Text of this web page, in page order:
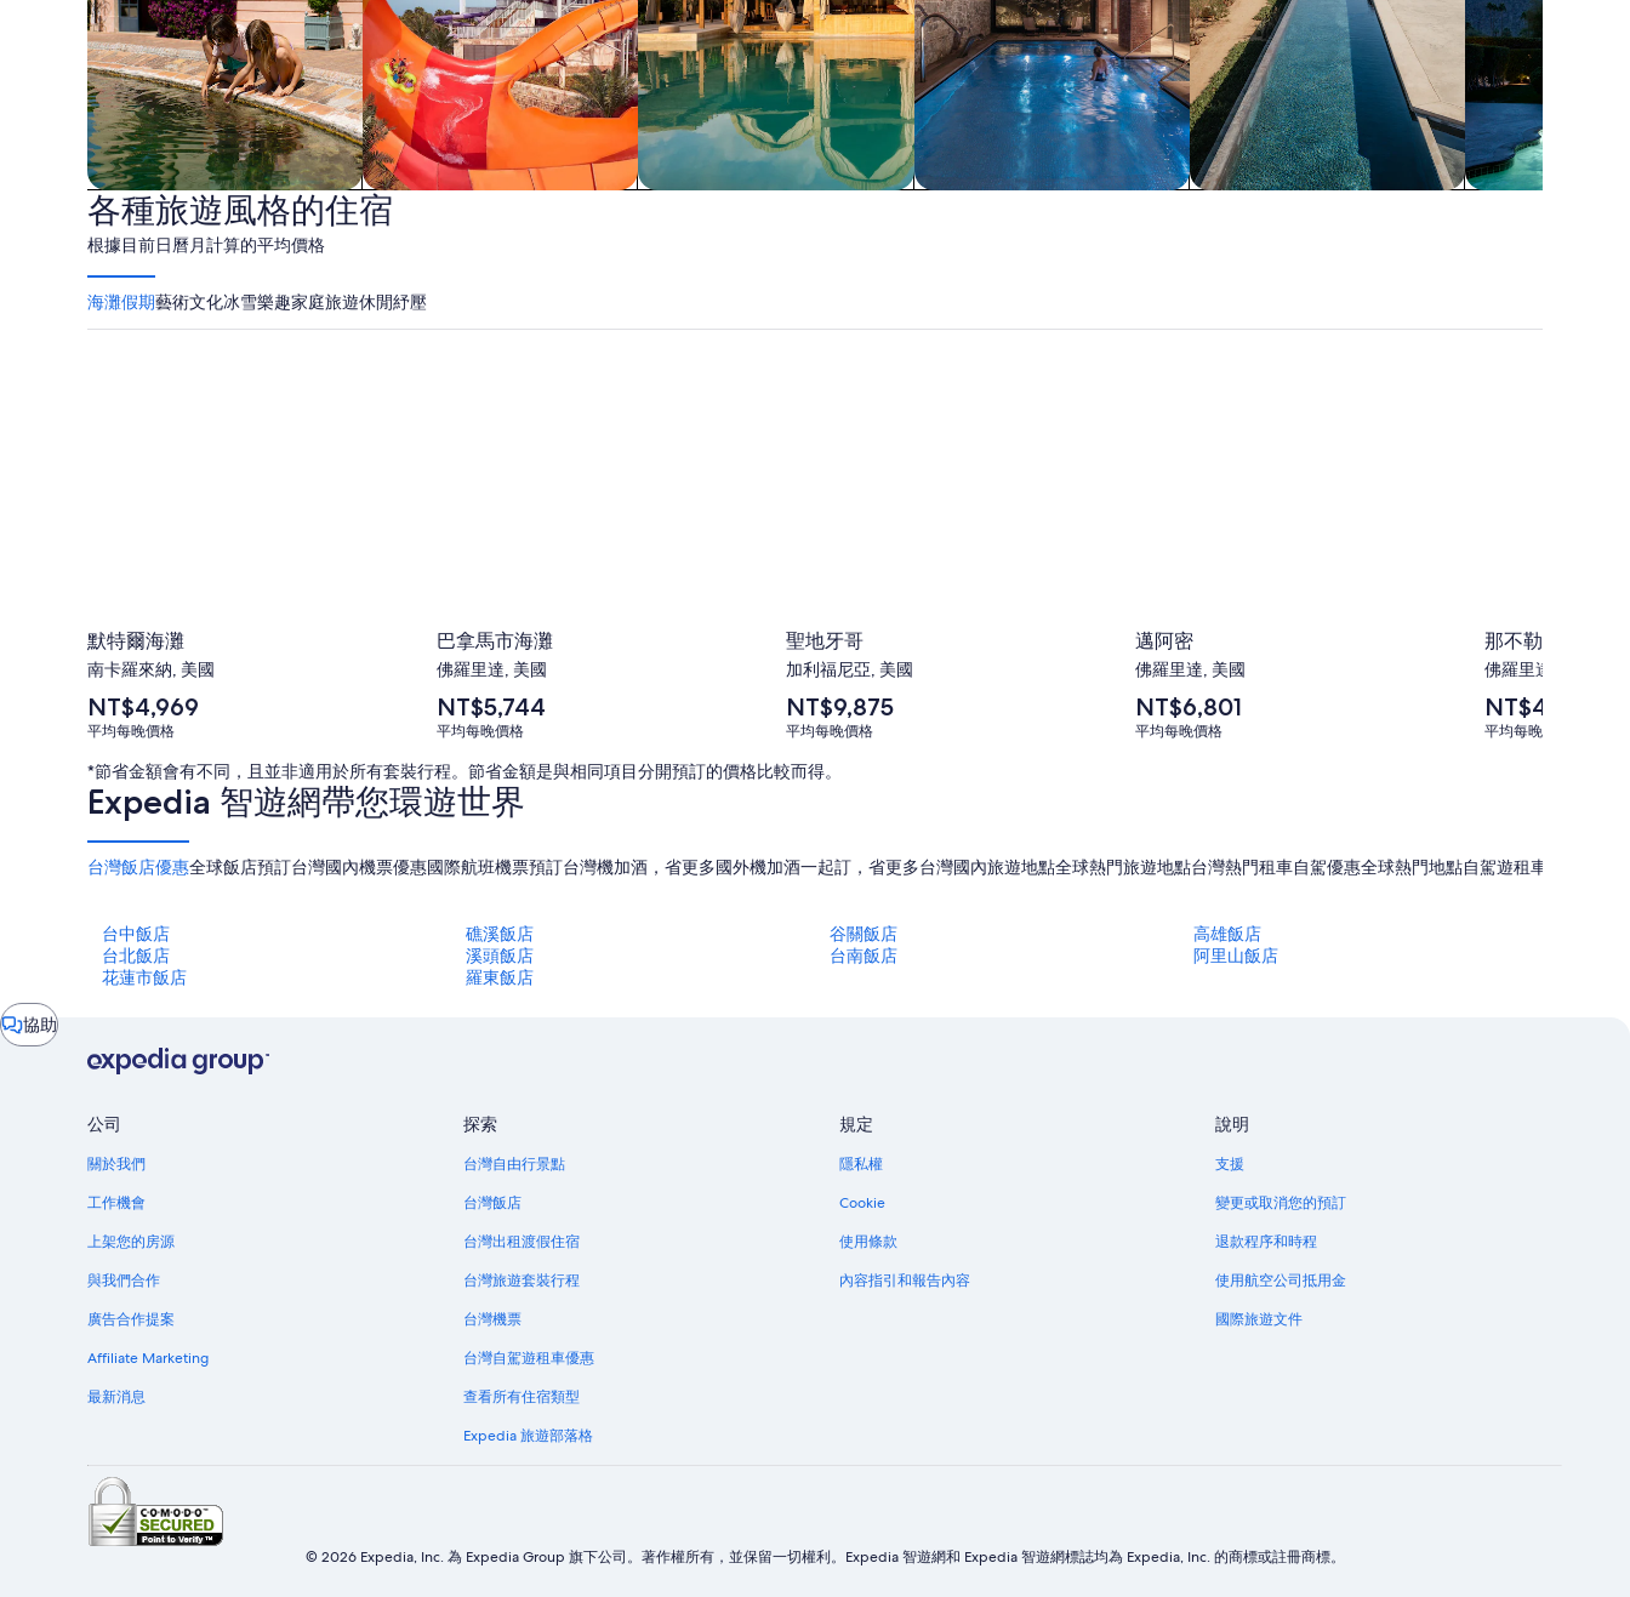
地
玩
樂
和
假
親子 水上樂園
各種旅遊風格的住宿
根據目前日曆月計算的平均價格
海灘假期藝術文化冰雪樂趣家庭旅遊休閒紓壓
默特爾海灘
南卡羅來納, 美國
平
均
每
晚
價
格
NT$4,969
NT$4,969
平均每晚價格
巴拿馬市海灘
佛羅里達, 美國
平
均
每
晚
價
格
NT$5,744
NT$5,744
平均每晚價格
聖地牙哥
加利福尼亞, 美國
平
均
每
晚
NT$9,875
NT$9,875
平均每晚價格
邁阿密
佛羅里達, 美國
平
均
每
NT$6,801
NT$6,801
平均每晚價格
那不勒斯
佛羅里達, 美國
平
均
每
NT$4,459
NT$4,459
平均每晚價格
*節省金額會有不同，且並非適用於所有套裝行程。節省金額是與相同項目分開預訂的價格比較而得。
Expedia 智遊網帶您環遊世界
台灣飯店優惠全球飯店預訂台灣國內機票優惠國際航班機票預訂台灣機加酒，省更多國外機加酒一起訂，省更多台灣國內旅遊地點全球熱門旅遊地點台灣熱門租車自駕優惠全球熱門地點自駕遊租車優惠
台中飯店 礁溪飯店 谷關飯店
高雄飯店
台北飯店
溪頭飯店 台南飯店
阿里山飯店
花蓮市飯店
羅東飯店
協助
對
話
公司
關於我們
工作機會
上架您的房源
與我們合作
廣告合作提案
Affiliate Marketing
最新消息
探索
台灣自由行景點
台灣飯店
台灣出租渡假住宿
台灣旅遊套裝行程
台灣機票
台灣自駕遊租車優惠
查看所有住宿類型
Expedia 旅遊部落格
規定
隱私權
Cookie
使用條款
內容指引和報告內容
說明
支援
變更或取消您的預訂
退款程序和時程
使用航空公司抵用金
國際旅遊文件
© 2026 Expedia, Inc. 為 Expedia Group 旗下公司。著作權所有，並保留一切權利。Expedia 智遊網和 Expedia 智遊網標誌均為 Expedia, Inc. 的商標或註冊商標。